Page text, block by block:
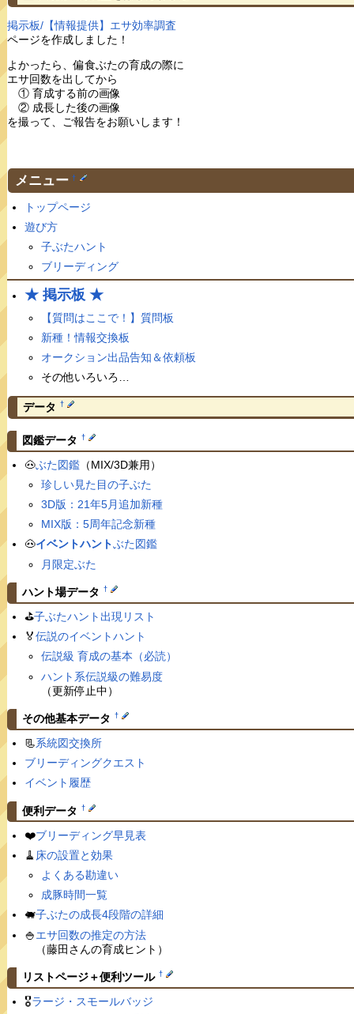
掲示板/【情報提供】エサ効率調査
ページを作成しました！
よかったら、偏食ぶたの育成の際に
エサ回数を出してから
① 育成する前の画像
② 成長した後の画像
を撮って、ご報告をお願いします！
メニュー †
トップページ
遊び方
子ぶたハント
ブリーディング
★ 掲示板 ★
【質問はここで！】質問板
新種！情報交換板
オークション出品告知＆依頼板
その他いろいろ…
データ †
図鑑データ †
🐽ぶた図鑑（MIX/3D兼用）
珍しい見た目の子ぶた
3D版：21年5月追加新種
MIX版：5周年記念新種
🐽イベントハントぶた図鑑
月限定ぶた
ハント場データ †
⛳️子ぶたハント出現リスト
🏅伝説のイベントハント
伝説級 育成の基本（必読）
ハント系伝説級の難易度
（更新停止中）
その他基本データ †
📃系統図交換所
ブリーディングクエスト
イベント履歴
便利データ †
❤️ブリーディング早見表
🧹 床の設置と効果
よくある勘違い
成豚時間一覧
🐖子ぶたの成長4段階の詳細
🍚エサ回数の推定の方法
（藤田さんの育成ヒント）
リストページ＋便利ツール †
🎖ラージ・スモールバッジ